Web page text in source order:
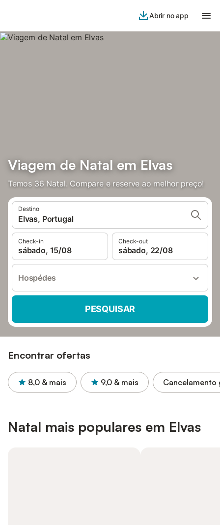
Abrir no app
Viagem de Natal em Elvas
Temos 36 Natal. Compare e reserve ao melhor preço!
Destino
Elvas, Portugal
Check-in
sábado, 15/08
Check-out
sábado, 22/08
Hospédes
PESQUISAR
Encontrar ofertas
8,0 & mais 9,0 & mais Cancelamento
Natal mais populares em Elvas